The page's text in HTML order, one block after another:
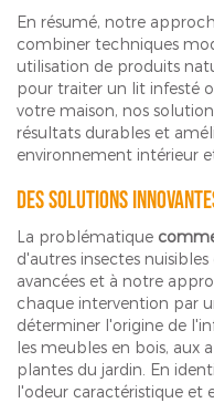
En résumé, notre
combiner techniques
utilisation de produits
pour traiter un lit infesté
votre maison, nos
résultats durables et
environnement intérieur
Des solutions
La problématique
d'autres insectes
avancées et à notre
chaque intervention par
déterminer l'origine de
les meubles en bois, aux
plantes du jardin. En
l'odeur caractéristique et